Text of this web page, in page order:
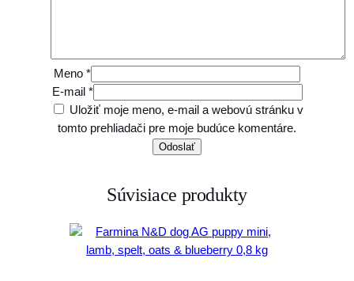
Meno *
E-mail *
Uložiť moje meno, e-mail a webovú stránku v
tomto prehliadači pre moje budúce komentáre.
Súvisiace produkty